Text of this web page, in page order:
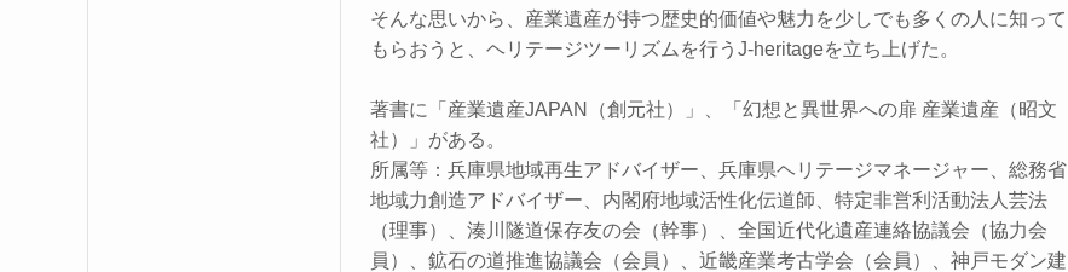
そんな思いから、産業遺産が持つ歴史的価値や魅力を少しでも多くの人に知って
もらおうと、ヘリテージツーリズムを行うJ-heritageを立ち上げた。
著書に「産業遺産JAPAN（創元社）」、「幻想と異世界への扉 産業遺産（昭文
社）」がある。
所属等：兵庫県地域再生アドバイザー、兵庫県ヘリテージマネージャー、総務省
地域力創造アドバイザー、内閣府地域活性化伝道師、特定非営利活動法人芸法
（理事）、湊川隧道保存友の会（幹事）、全国近代化遺産連絡協議会（協力会
員）、鉱石の道推進協議会（会員）、近畿産業考古学会（会員）、神戸モダン建